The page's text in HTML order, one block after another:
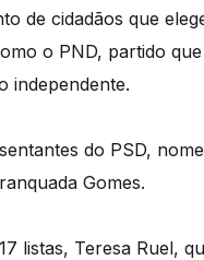
de cidadãos que
o PND, partido
independente.
do PSD,
Gomes.
listas, Teresa Ruel,